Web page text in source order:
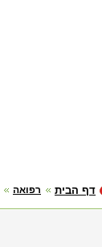
רפואה דף הבית